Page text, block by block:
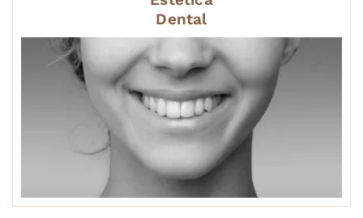
Dental